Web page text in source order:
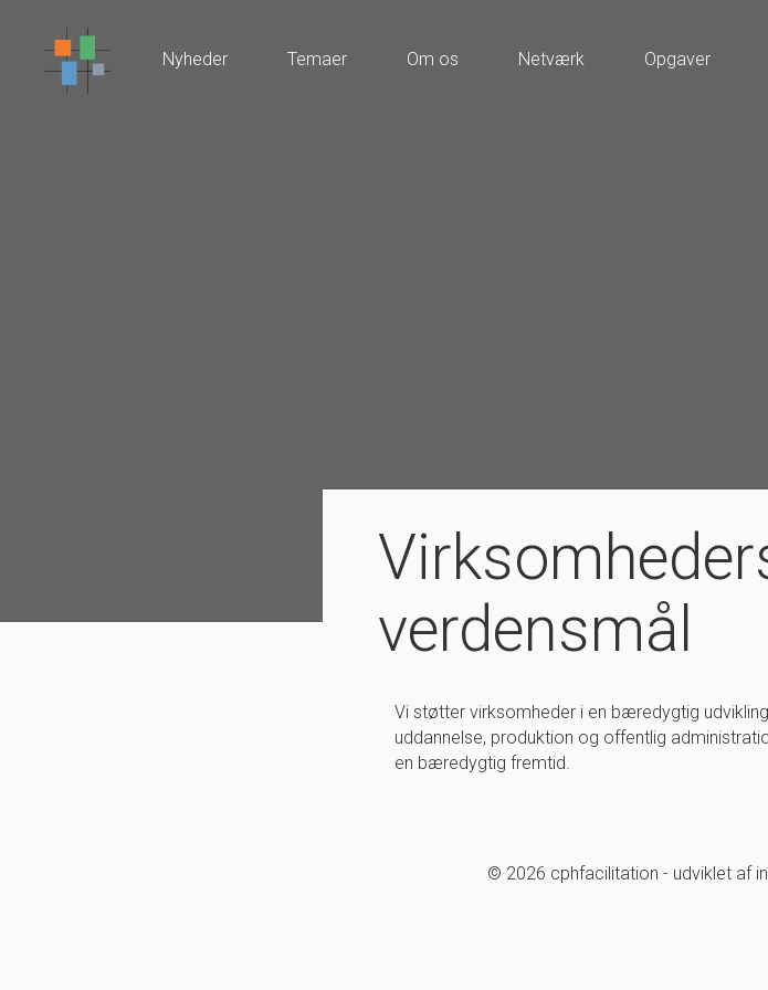
Nyheder Temaer Om os Netværk Opgaver
verdensmål
Vi støtter virksomheder i en bæredygtig
uddannelse, produktion og offentlig
en bæredygtig fremtid.
© 2026 cphfacilitation - udviklet af